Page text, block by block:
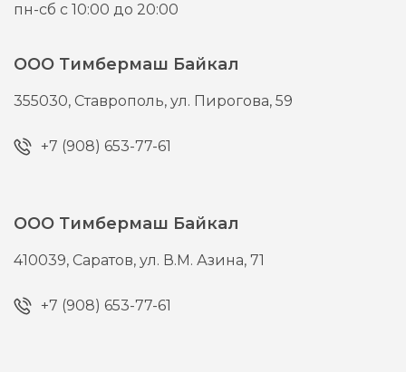
пн-сб с 10:00 до 20:00
ООО Тимбермаш Байкал
355030, Ставрополь,ул. Пирогова, 59
+7 (908) 653-77-61
ООО Тимбермаш Байкал
410039, Саратов,ул. В.М. Азина, 71
+7 (908) 653-77-61